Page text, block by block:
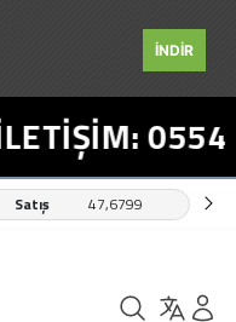
İNDİR
0554
Satış 47,6799